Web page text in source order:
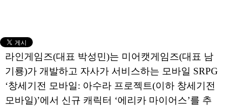
라인게임즈(대표 박성민)는 미어캣게임즈(대표 남
기룡)가 개발하고 자사가 서비스하는 모바일 SRPG
‘창세기전 모바일: 아수라 프로젝트(이하 창세기전
모바일)’에서 신규 캐릭터 ‘에리카 마이어스’를 추